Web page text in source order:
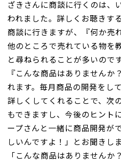
ざきさんに商談に行くのは、
われました。詳しくお聴きす
商談に行きますが、『何か売
他のところで売れている物を
と尋ねられることが多いので
『こんな商品はありませんか
れます。毎月商品の開発をし
詳しくしてくれることで、次
もできますし、今後のヒント
ープさんと一緒に商品開発が
しいんですよ！」とお聞きし
「こんな商品はありませんか